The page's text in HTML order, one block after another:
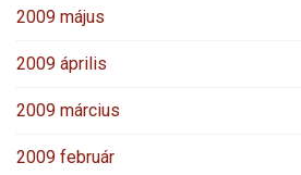
2009 május
2009 április
2009 március
2009 február